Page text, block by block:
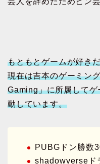
もともとゲームが好き
現在は吉本のゲーミン
Gaming」に所属して
動しています。
PUBGドン勝数
shadowverseド